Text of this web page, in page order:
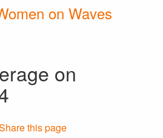
on Waves
on
this page